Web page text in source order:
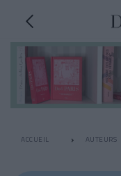
ACCUEIL AUTEURS